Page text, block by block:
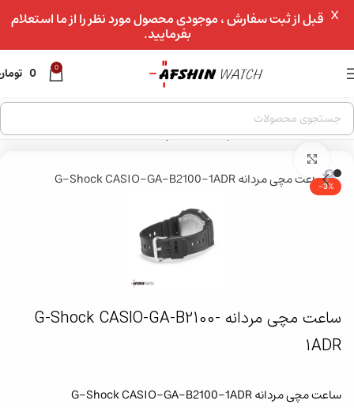
عبور به ناوبری
0
0
خانه»فروشگاه»ساعت مچی»ساعت مچی مردانه G-Shock CASIO-GA-B2100-1ADR
-3%
ساعت مچی مردانه G-Shock CASIO-GA-B2100-
1ADR
ساعت مچی مردانه G-Shock CASIO-GA-B2100-1ADR
قبل از ثبت سفارش ، موجودی محصول مورد نظر را از ما استعلام
بفرمایید.
X